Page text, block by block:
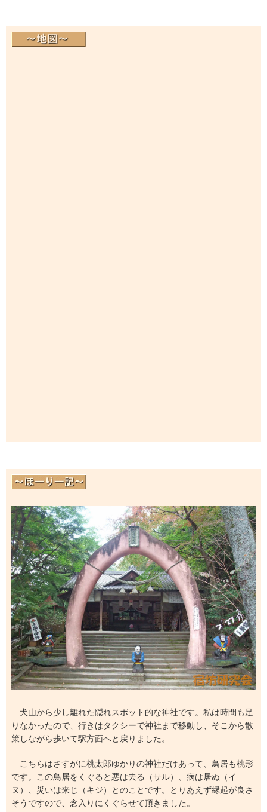
犬山から少し離れた隠れスポット的な神社です。私は時間も足
りなかったので、行きはタクシーで神社まで移動し、そこから散
策しながら歩いて駅方面へと戻りました。
こちらはさすがに桃太郎ゆかりの神社だけあって、鳥居も桃形
です。この鳥居をくぐると悪は去る（サル）、病は居ぬ（イ
ヌ）、災いは来じ（キジ）とのことです。とりあえず縁起が良さ
そうですので、念入りにくぐらせて頂きました。